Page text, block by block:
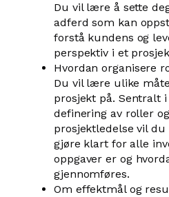
Du vil lære å sette
adferd som kan
forstå kundens og
perspektiv i et
Hvordan organisere
Du vil lære ulike
prosjekt på. Sentralt
definering av roller
prosjektledelse vil
gjøre klart for alle
oppgaver er og
gjennomføres.
Om effektmål og